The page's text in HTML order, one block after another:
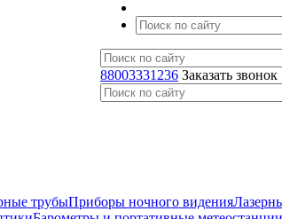
88003331236 Заказать звонок
трубыПриборы ночного видения